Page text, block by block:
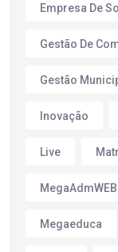
Empresa De
Gestão De
Gestão
Inovação
Live
MegaAdmWEB
Megaeduca